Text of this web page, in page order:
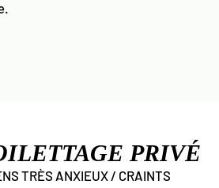
PRIVÉ
TRÈS ANXIEUX / CRAINTS